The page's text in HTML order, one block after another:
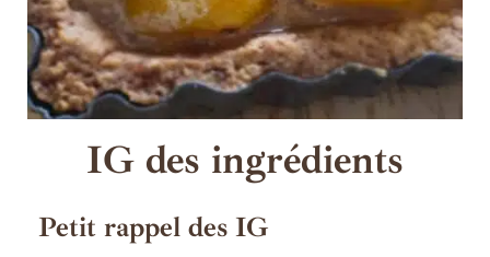
IG des ingrédients
Petit rappel des IG